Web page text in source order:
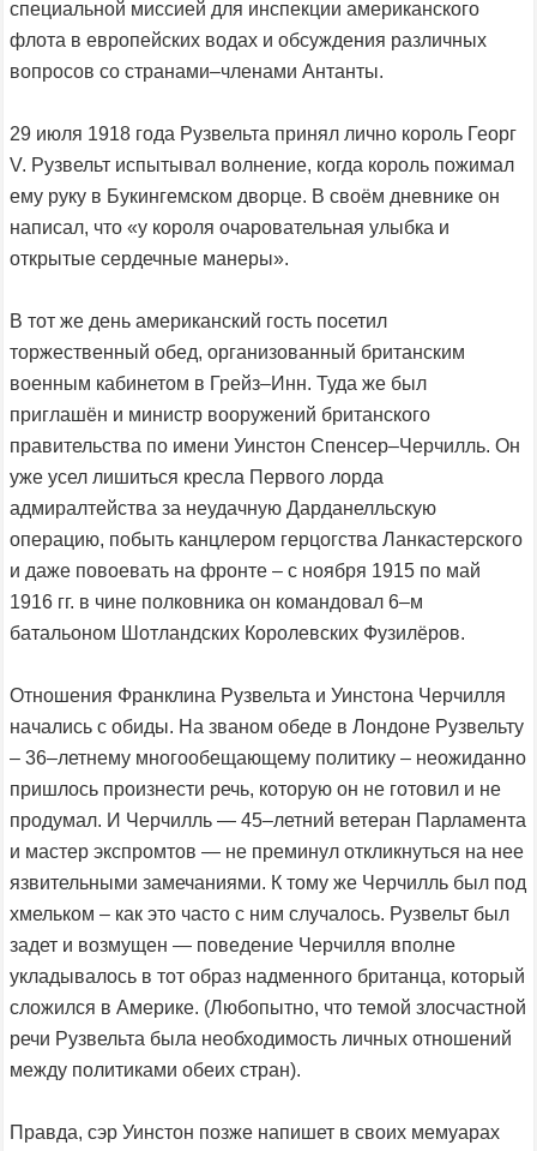
специальной миссией для инспекции американского
флота в европейских водах и обсуждения различных
вопросов со странами–членами Антанты.
29 июля 1918 года Рузвельта принял лично король Георг
V. Рузвельт испытывал волнение, когда король пожимал
ему руку в Букингемском дворце. В своём дневнике он
написал, что «у короля очаровательная улыбка и
открытые сердечные манеры».
В тот же день американский гость посетил
торжественный обед, организованный британским
военным кабинетом в Грейз–Инн. Туда же был
приглашён и министр вооружений британского
правительства по имени Уинстон Спенсер–Черчилль. Он
уже усел лишиться кресла Первого лорда
адмиралтейства за неудачную Дарданелльскую
операцию, побыть канцлером герцогства Ланкастерского
и даже повоевать на фронте – с ноября 1915 по май
1916 гг. в чине полковника он командовал 6–м
батальоном Шотландских Королевских Фузилёров.
Отношения Франклина Рузвельта и Уинстона Черчилля
начались с обиды. На званом обеде в Лондоне Рузвельту
– 36–летнему многообещающему политику – неожиданно
пришлось произнести речь, которую он не готовил и не
продумал. И Черчилль — 45–летний ветеран Парламента
и мастер экспромтов — не преминул откликнуться на нее
язвительными замечаниями. К тому же Черчилль был под
хмельком – как это часто с ним случалось. Рузвельт был
задет и возмущен — поведение Черчилля вполне
укладывалось в тот образ надменного британца, который
сложился в Америке. (Любопытно, что темой злосчастной
речи Рузвельта была необходимость личных отношений
между политиками обеих стран).
Правда, сэр Уинстон позже напишет в своих мемуарах